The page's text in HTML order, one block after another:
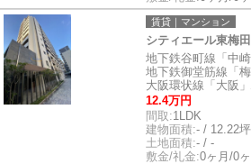
賃貸｜マンション
シティエール東梅
地下鉄谷町線「中
地下鉄御堂筋線「
大阪環状線「大阪
12.4万円
間取:1LDK
建物面積:- / 12.22坪
土地面積:- / -
敷金/礼金:0ヶ月/0ヶ